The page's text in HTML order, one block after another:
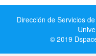
Dirección de Servicios
© 2019